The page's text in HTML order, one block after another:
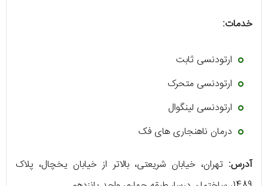
خدمات:
ارتودنسی ثابت
ارتودنسی متحرک
ارتودنسی لینگوال
درمان ناهنجاری ‌های فک
آدرس:تهران، خیابان شریعتی، بالاتر از خیابان یخچال، پلاک